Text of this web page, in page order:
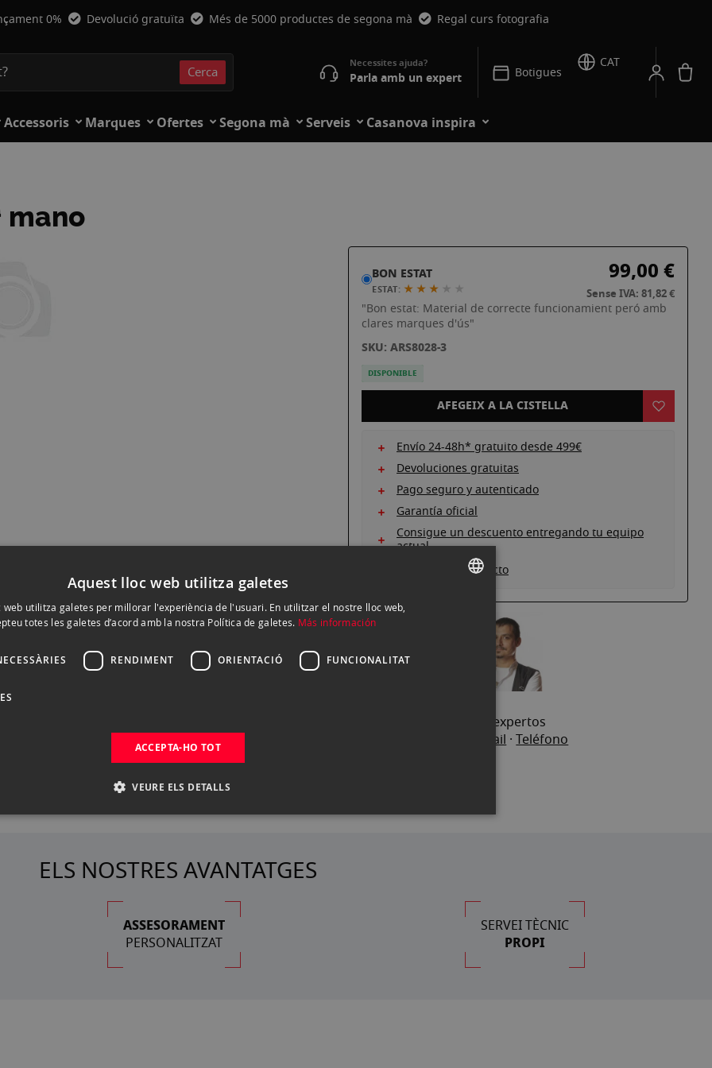
0% Devolució gratuïta Més de 5000 productes de segona mà Regal curs fotografia
Cerca Parla amb un expert Botigues
CAT
Accessoris Marques Ofertes Segona mà Serveis Casanova inspira
mano
BON ESTAT
ESTAT: ★ ★ ★ ★ ★
99,00 €
Sense IVA: 81,82 €
"Bon estat: Material de correcte funcionamient peró amb
clares marques d'ús"
SKU: ARS8028-3
DISPONIBLE
AFEGEIX A LA CISTELLA
Envío 24-48h* gratuito desde 499€
Devoluciones gratuitas
Pago seguro y autenticado
Garantía oficial
Consigue un descuento entregando tu equipo
actual
Ver descripción producto
Pregunta a nuestros expertos
Email·Teléfono
ELS NOSTRES AVANTATGES
ASSESORAMENT
PERSONALITZAT
SERVEI TÈCNIC
PROPI
Aquest lloc web utilitza galetes
web utilitza galetes per millorar l'experiència de l'usuari. En utilitzar el nostre lloc web,
totes les galetes d’acord amb la nostra Política de galetes. Más información
RENDIMENT ORIENTACIÓ FUNCIONALITAT
ACCEPTA-HO TOT
VEURE ELS DETALLS